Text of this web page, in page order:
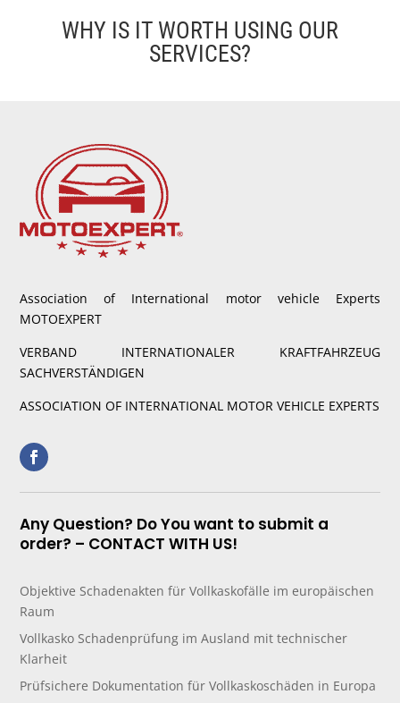
WHY IS IT WORTH USING OUR
SERVICES?
Association of International motor vehicle Experts
MOTOEXPERT
VERBAND INTERNATIONALER KRAFTFAHRZEUG
SACHVERSTÄNDIGEN
ASSOCIATION OF INTERNATIONAL MOTOR VEHICLE EXPERTS
Any Question? Do You want to submit a
order? – CONTACT WITH US!
Objektive Schadenakten für Vollkaskofälle im europäischen
Raum
Vollkasko Schadenprüfung im Ausland mit technischer
Klarheit
Prüfsichere Dokumentation für Vollkaskoschäden in Europa